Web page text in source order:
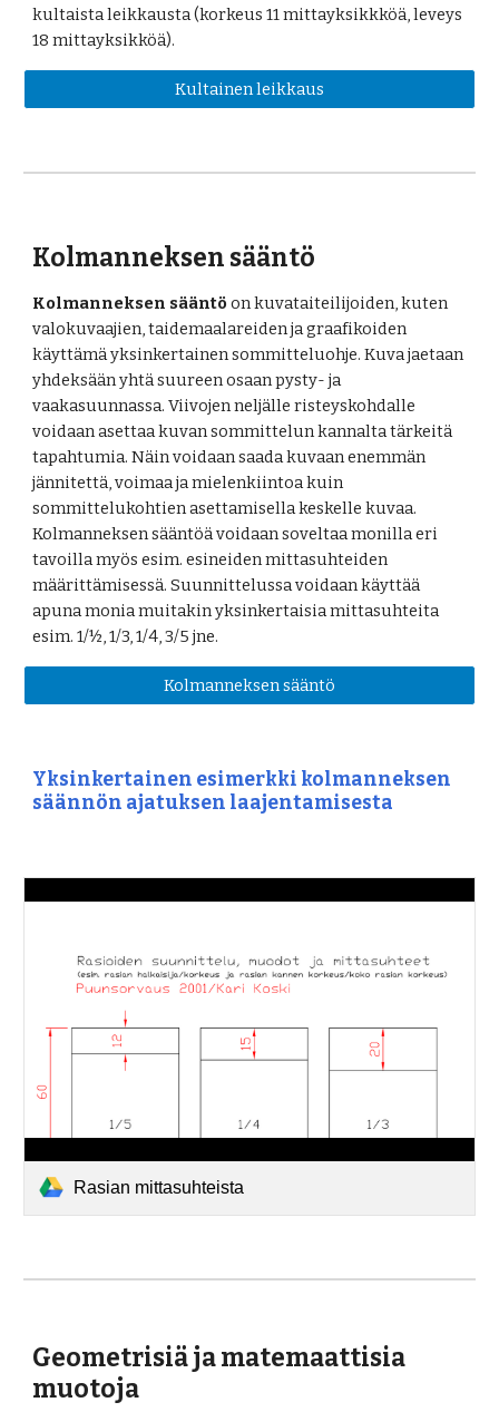
kultaista leikkausta (korkeus 11 mittayksikkköä, leveys
18 mittayksikköä).
Kultainen leikkaus
Kolmanneksen sääntö
Kolmanneksen sääntö on kuvataiteilijoiden, kuten
valokuvaajien, taidemaalareiden ja graafikoiden
käyttämä yksinkertainen sommitteluohje. Kuva jaetaan
yhdeksään yhtä suureen osaan pysty- ja
vaakasuunnassa. Viivojen neljälle risteyskohdalle
voidaan asettaa kuvan sommittelun kannalta tärkeitä
tapahtumia. Näin voidaan saada kuvaan enemmän
jännitettä, voimaa ja mielenkiintoa kuin
sommittelukohtien asettamisella keskelle kuvaa.
Kolmanneksen sääntöä voidaan soveltaa monilla eri
tavoilla myös esim. esineiden mittasuhteiden
määrittämisessä. Suunnittelussa voidaan käyttää
apuna monia muitakin yksinkertaisia mittasuhteita
esim. 1/½, 1/3, 1/4, 3/5 jne.
Kolmanneksen sääntö
Yksinkertainen esimerkki kolmanneksen
säännön ajatuksen laajentamisesta
Rasian mittasuhteista
Geometrisiä ja matemaattisia
muotoja